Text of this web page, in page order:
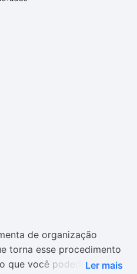
de organização
torna esse procedimento
que você poderiaLer mais